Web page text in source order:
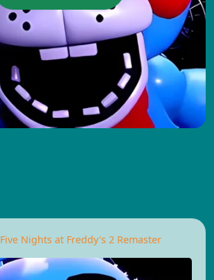
Five Nights at Freddy's 2 Remaster